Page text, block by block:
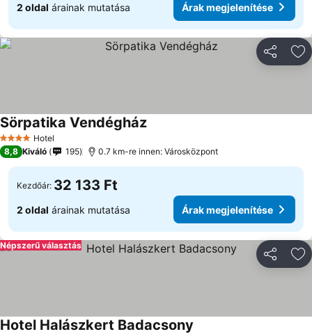
2 oldal árainak mutatása Árak megjelenítése
4 KategóriaHotel
Sörpatika Vendégház
8,8 Kiváló 195 0.7 km-re innen: Városközpont
Kezdőár: 32 133 Ft
2 oldal árainak mutatása Árak megjelenítése
Népszerű választás
Hotel Halászkert Badacsony